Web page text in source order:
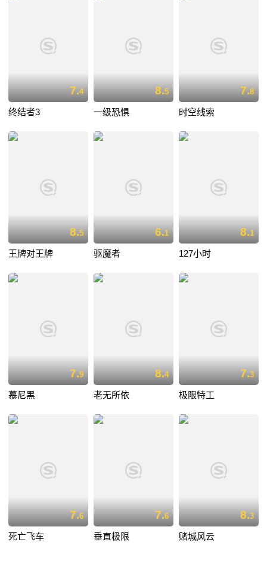
7.4
终结者3
8.5
一级恐惧
7.8
时空线索
8.5
王牌对王牌
6.1
驱魔者
8.1
127小时
7.9
慕尼黑
8.4
老无所依
7.3
极限特工
7.6
死亡飞车
7.6
垂直极限
8.3
赌城风云